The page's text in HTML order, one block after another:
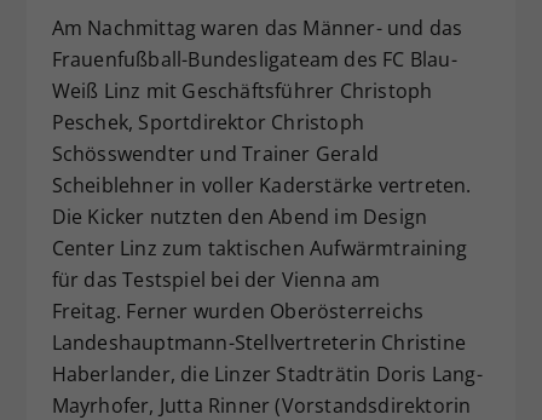
Am Nachmittag waren das Männer- und das
Frauenfußball-Bundesligateam des FC Blau-
Weiß Linz mit Geschäftsführer Christoph
Peschek, Sportdirektor Christoph
Schösswendter und Trainer Gerald
Scheiblehner in voller Kaderstärke vertreten.
Die Kicker nutzten den Abend im Design
Center Linz zum taktischen Aufwärmtraining
für das Testspiel bei der Vienna am
Freitag. Ferner wurden Oberösterreichs
Landeshauptmann-Stellvertreterin Christine
Haberlander, die Linzer Stadträtin Doris Lang-
Mayrhofer, Jutta Rinner (Vorstandsdirektorin